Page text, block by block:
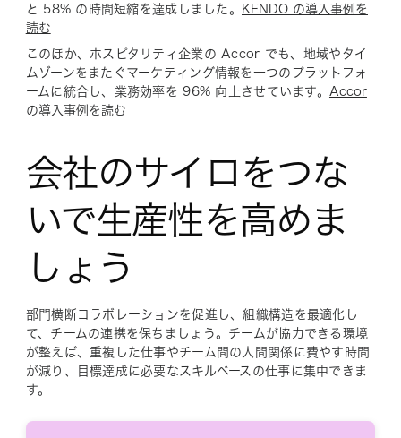
と 58% の時間短縮を達成しました。
KENDO の導入事例を
読む
このほか、ホスピタリティ企業の Accor でも、地域やタイ
ムゾーンをまたぐマーケティング情報を一つのプラットフォ
ームに統合し、業務効率を 96% 向上させています。 Accor
の導入事例を読む
会社のサイロをつな
いで生産性を高めま
しょう
部門横断コラボレーションを促進し、組織構造を最適化し
て、チームの連携を保ちましょう。チームが協力できる環境
が整えば、重複した仕事やチーム間の人間関係に費やす時間
が減り、目標達成に必要なスキルベースの仕事に集中できま
す。